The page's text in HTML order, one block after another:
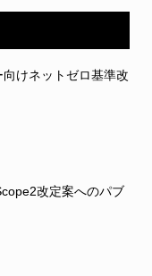
けネットゼロ基準改
改定案へのパブ